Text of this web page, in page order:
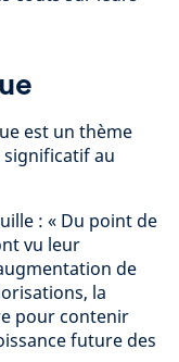
est un thème
significatif au
: « Du point de
vu leur
de
la
pour contenir
future des